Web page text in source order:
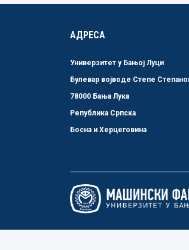
АДРЕСА
Универзитет у Бањој Луци
Булевар војводе Степе
78000 Бања Лука
Република Српска
Босна и Херцеговина